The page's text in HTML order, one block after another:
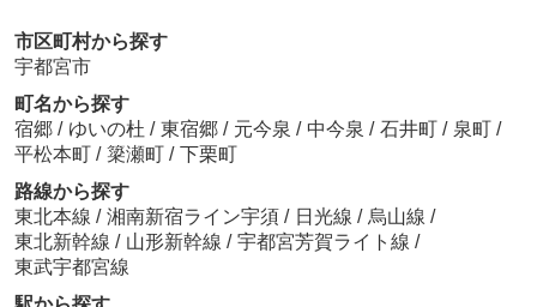
市区町村から探す
宇都宮市
町名から探す
宿郷 / ゆいの杜 / 東宿郷 / 元今泉 / 中今泉 / 石井町 / 泉町 /
平松本町 / 簗瀬町 / 下栗町
路線から探す
東北本線 / 湘南新宿ライン宇須 / 日光線 / 烏山線 /
東北新幹線 / 山形新幹線 / 宇都宮芳賀ライト線 /
東武宇都宮線